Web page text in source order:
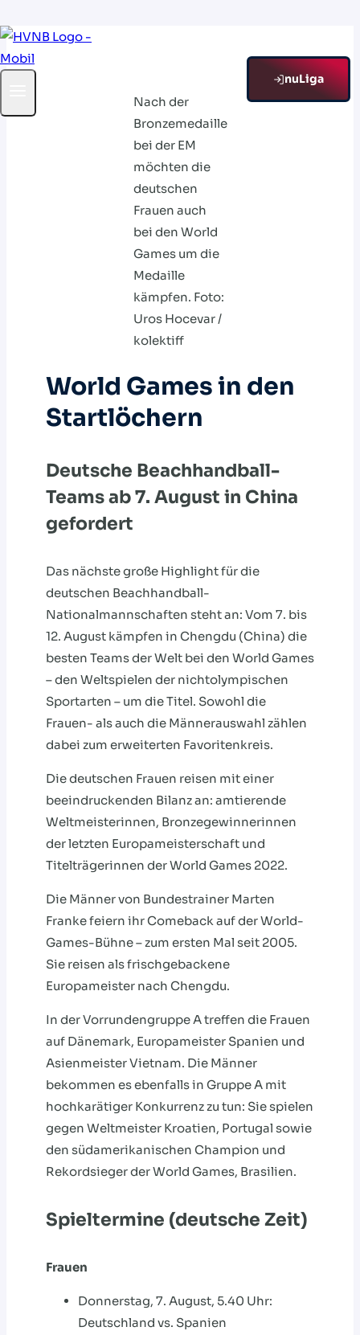
Zum
Inhalt
nuLiga
Nach der
Bronzemedaille
bei der EM
möchten die
deutschen
Frauen auch
bei den World
Games um die
Medaille
kämpfen. Foto:
Uros Hocevar /
kolektiff
World Games in den
Startlöchern
Deutsche Beachhandball-
Teams ab 7. August in China
gefordert
Das nächste große Highlight für die
deutschen Beachhandball-
Nationalmannschaften steht an: Vom 7. bis
12. August kämpfen in Chengdu (China) die
besten Teams der Welt bei den World Games
– den Weltspielen der nichtolympischen
Sportarten – um die Titel. Sowohl die
Frauen- als auch die Männerauswahl zählen
dabei zum erweiterten Favoritenkreis.
Die deutschen Frauen reisen mit einer
beeindruckenden Bilanz an: amtierende
Weltmeisterinnen, Bronzegewinnerinnen
der letzten Europameisterschaft und
Titelträgerinnen der World Games 2022.
Die Männer von Bundestrainer Marten
Franke feiern ihr Comeback auf der World-
Games-Bühne – zum ersten Mal seit 2005.
Sie reisen als frischgebackene
Europameister nach Chengdu.
In der Vorrundengruppe A treffen die Frauen
auf Dänemark, Europameister Spanien und
Asienmeister Vietnam. Die Männer
bekommen es ebenfalls in Gruppe A mit
hochkarätiger Konkurrenz zu tun: Sie spielen
gegen Weltmeister Kroatien, Portugal sowie
den südamerikanischen Champion und
Rekordsieger der World Games, Brasilien.
Spieltermine (deutsche Zeit)
Frauen
Donnerstag, 7. August, 5.40 Uhr:
Deutschland vs. Spanien